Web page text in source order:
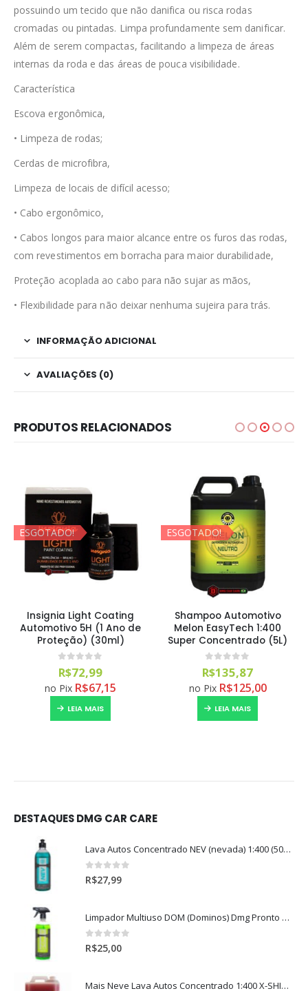
possuindo um tecido que não danifica ou risca rodas
cromadas ou pintadas. Limpa profundamente sem danificar.
Além de serem compactas, facilitando a limpeza de áreas
internas da roda e das áreas de pouca visibilidade.
Característica
Escova ergonômica,
• Limpeza de rodas;
Cerdas de microfibra,
Limpeza de locais de difícil acesso;
• Cabo ergonômico,
• Cabos longos para maior alcance entre os furos das rodas,
com revestimentos em borracha para maior durabilidade,
Proteção acoplada ao cabo para não sujar as mãos,
• Flexibilidade para não deixar nenhuma sujeira para trás.
INFORMAÇÃO ADICIONAL
AVALIAÇÕES (0)
PRODUTOS RELACIONADOS
ESGOTADO!
Insignia Light Coating
Automotivo 5H (1 Ano de
Proteção) (30ml)
0 out of 5
R$72,99
no Pix R$67,15
LEIA MAIS
ESGOTADO!
Shampoo Automotivo
Melon EasyTech 1:400
Super Concentrado (5L)
0out of 5
R$135,87
no Pix R$125,00
LEIA MAIS
DESTAQUES DMG CAR CARE
Lava Autos Concentrado NEV (nevada) 1:400 (500ml)
0out of 5
R$27,99
Limpador Multiuso DOM (Dominos) Dmg Pronto P/Uso (500ml)
0 out of 5
R$25,00
Mais Neve Lava Autos Concentrado 1:400 X-SHINE 5Litros